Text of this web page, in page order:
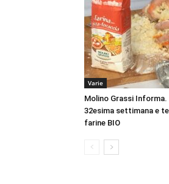
Varie
Molino Grassi
32esima settimana e
farine BIO